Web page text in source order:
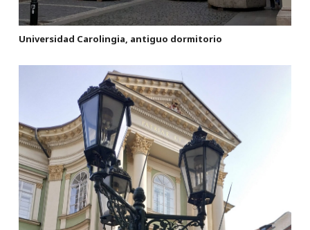
Universidad Carolingia, antiguo dormitorio